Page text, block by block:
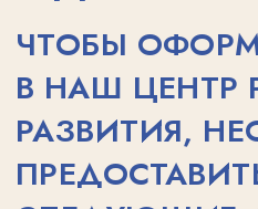
ЧЕРЕЗ ИГРУ,
И ТВОРЧЕСТВО —
К ПЕРВЫМ